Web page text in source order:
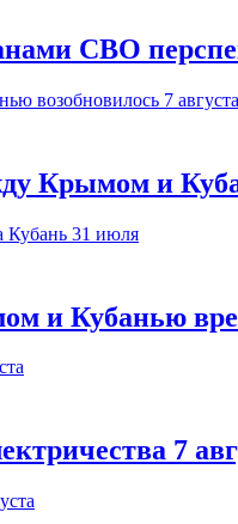
СВО
Крымом и
и Кубанью
7